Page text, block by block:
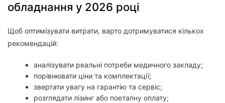
обладнання у 2026 році
Щоб оптимізувати витрати, варто дотримуватися кількох
рекомендацій:
аналізувати реальні потреби медичного закладу;
порівнювати ціни та комплектації;
звертати увагу на гарантію та сервіс;
розглядати лізинг або поетапну оплату;